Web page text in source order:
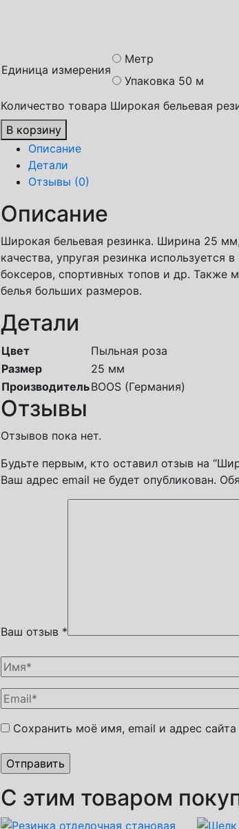
Единица измерения
Метр
Упаковка 50 м
Количество товара Широкая бельевая
В корзину
Описание
Детали
Отзывы (0)
Описание
Широкая бельевая резинка. Ширина 25
качества, упругая резинка
боксеров, спортивных топов и др. Также
белья больших размеров.
Детали
Цвет
Пыльная роза
Размер
25 мм
ПроизводительBOOS (Германия)
Отзывы
Отзывов пока нет.
Будьте первым, кто оставил отзыв на
Ваш адрес email не будет опубликован.
Ваш отзыв *
Сохранить моё имя, email и адрес
С этим товаром